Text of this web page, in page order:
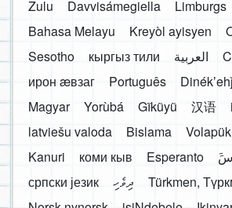
Zulu
Davvisámegiella Limburgs
Bahasa Melayu
Kreyòl ayisyen
Sesotho
кыргыз тили العربية
ирон æвзаг
Português
Magyar
Yorùbá Gĩkũyũ 汉语
latviešu valoda
Bislama Volapük
Kanuri
коми кыв Esperanto
српски језик
ދިވެހި
Türkmen,